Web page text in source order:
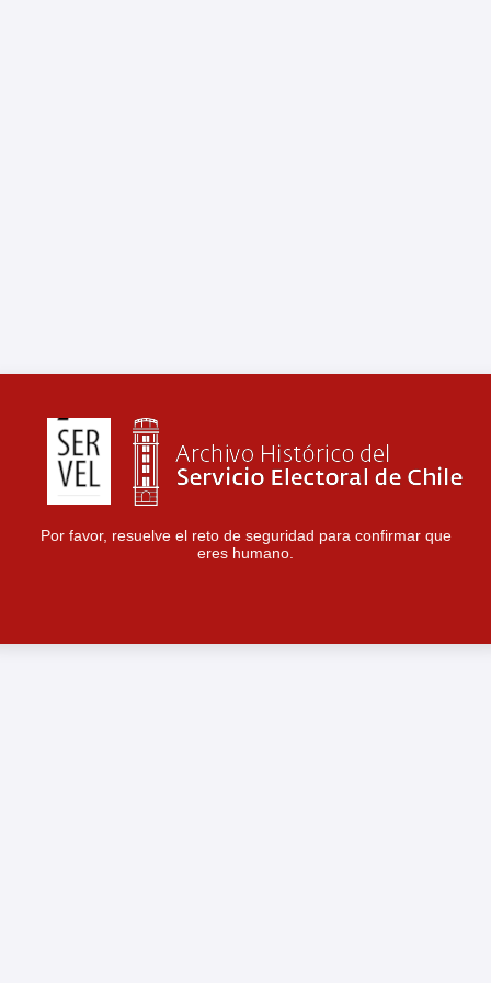
Por favor, resuelve el reto de seguridad para confirmar que
eres humano.